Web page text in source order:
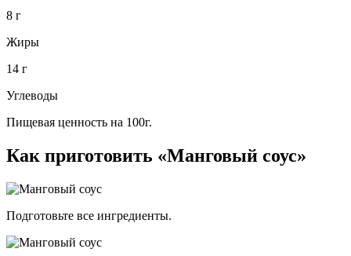
8 г
Жиры
14 г
Углеводы
Пищевая ценность на 100г.
Как приготовить «Манговый соус»
Подготовьте все ингредиенты.